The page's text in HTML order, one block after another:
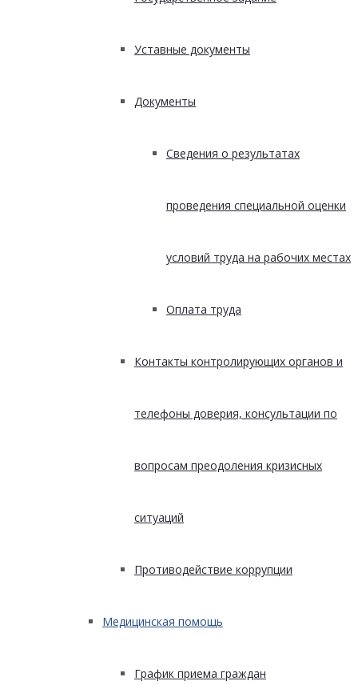
Уставные документы
Документы
Сведения о результатах
проведения специальной оценки
условий труда на рабочих местах
Оплата труда
Контакты контролирующих органов и
телефоны доверия, консультации по
вопросам преодоления кризисных
ситуаций
Противодействие коррупции
Медицинская помощь
График приема граждан